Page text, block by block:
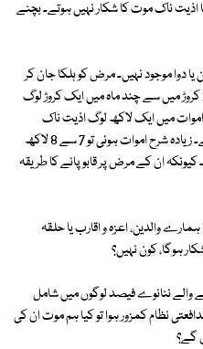
ناک موت کا شکار نہیں ہوتے۔ بچنے
یا دوا موجود نہیں۔ مرض کو ہلکا جان کر
بے احتیاط رویہ اپنانے سے فرض کیجئے 22 کروڑ میں سے چند ماہ میں ایک کروڑ لوگ
میں ایک لاکھ لوگ اذیت ناک
طریقے سے موت کہ منہ میں چلے جائیں گے۔ زیادہ شرح اموات ہوئی تو 7 سے 8 لاکھ
ان کے مرض پر قابو پانے کا طریقہ
والدین، اعزہ و اقارب یا حلقہ
ہوگا، کون نہیں؟
والے ننانوے فیصد لوگوں میں شامل
نظام کمزور ہوا تو کیا ہم موت ان کی
گے؟